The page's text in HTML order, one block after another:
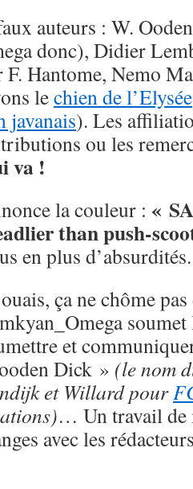
auteurs : W.
donc), Didier
Hantome, Nemo
lechien de l’Elysée
javanais). Les
ou les
va !
la couleur : «
than push-
en plus d’absurdités.
ça ne chôme pas
et
Dick » (le nom
et Willard pour
… Un travail de
avec les